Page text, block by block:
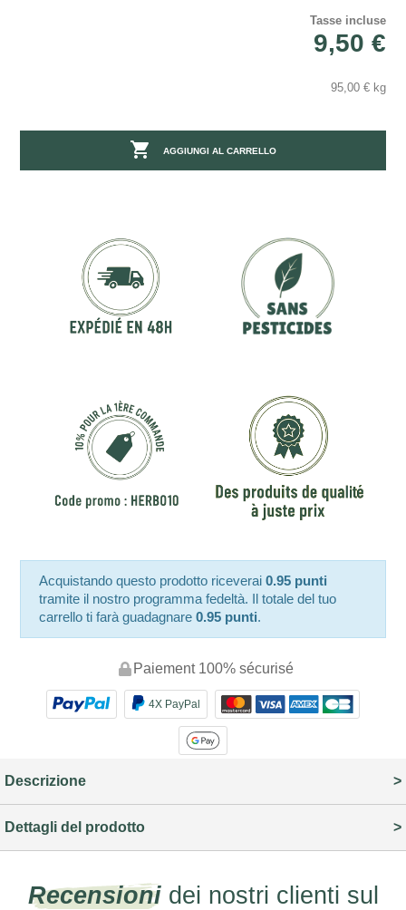
Tasse incluse
9,50 €
95,00 € kg
 AGGIUNGI AL CARRELLO
Acquistando questo prodotto riceverai0.95 punti
tramite il nostro programma fedeltà. Il totale del tuo
carrello ti farà guadagnare0.95 punti.
Paiement 100% sécurisé
4X PayPal
Descrizione
Dettagli del prodotto
Recensionidei nostri clienti sul